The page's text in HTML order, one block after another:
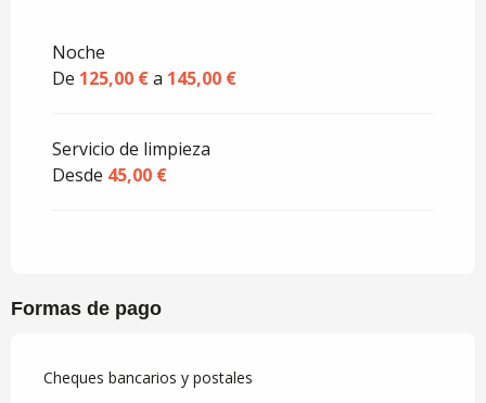
Noche
De 125,00 €a 145,00 €
Servicio de limpieza
Desde 45,00 €
Formas de pago
Cheques bancarios y postales